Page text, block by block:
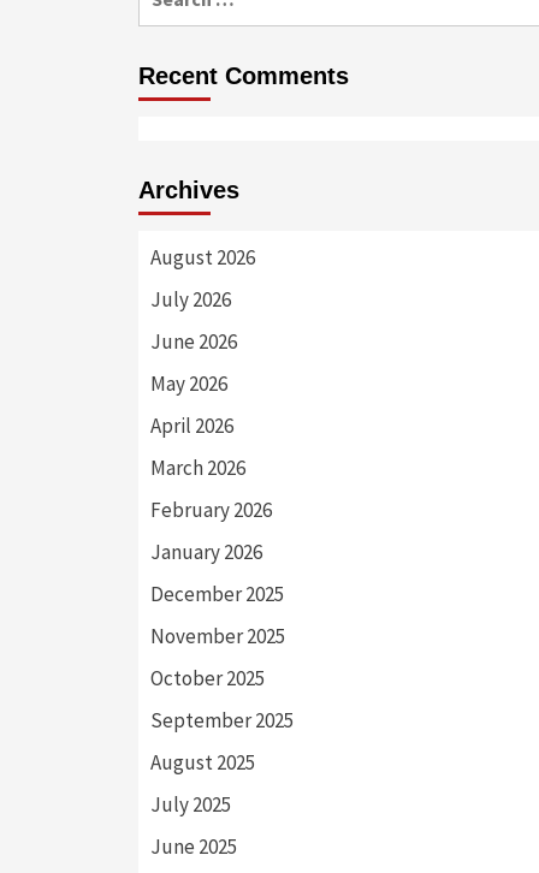
for:
Recent Comments
Archives
August 2026
July 2026
June 2026
May 2026
April 2026
March 2026
February 2026
January 2026
December 2025
November 2025
October 2025
September 2025
August 2025
July 2025
June 2025